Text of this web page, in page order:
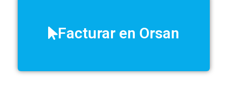
Facturar en Orsan